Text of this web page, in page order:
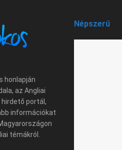
honlapján
az Angliai
portál,
információkat
témákról.
Népszerű